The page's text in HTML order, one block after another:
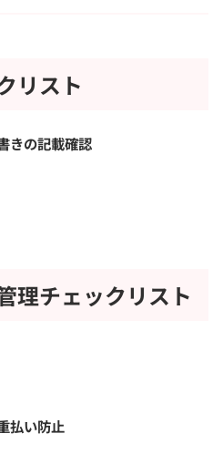
リスト
きの記載確認
理チェックリスト
払い防止